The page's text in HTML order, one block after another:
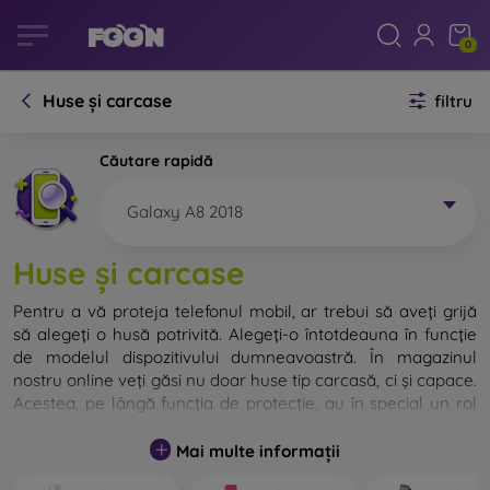
0
Huse și carcase filtru
Căutare rapidă
Galaxy A8 2018
Huse și carcase
Pentru a vă proteja telefonul mobil, ar trebui să aveți grijă
să alegeți o husă potrivită. Alegeți-o întotdeauna în funcție
de modelul dispozitivului dumneavoastră. În magazinul
nostru online veți găsi nu doar huse tip carcasă, ci și capace.
Acestea, pe lângă funcția de protecție, au în special un rol
Capacul pentru telefon poate fi numit și capac posterior.
Mai multe informații